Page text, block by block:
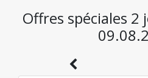
exclusifs à partir de 8€/
voyage en toute confiance.
Offres spéciales